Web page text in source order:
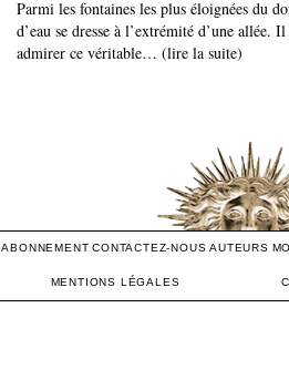
Parmi les fontaines les plus éloignées du
d’eau se dresse à l’extrémité d’une allée.
admirer ce véritable… (lire la suite)
ABONNEMENT CONTACTEZ-NOUS AUTEURS
MENTIONS LÉGALES